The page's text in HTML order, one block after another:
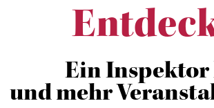
Ein Inspektor
und mehr